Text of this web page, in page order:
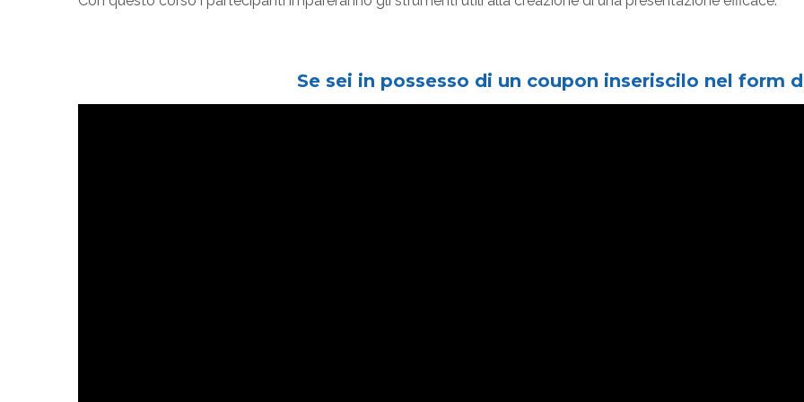
Se sei in possesso di un coupon inseriscilo nel form